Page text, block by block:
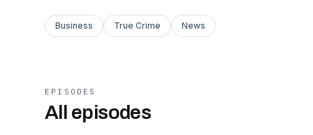
Business True Crime News
EPISODES
All episodes